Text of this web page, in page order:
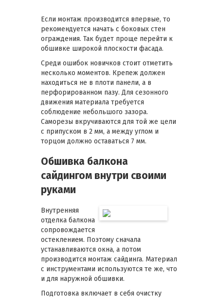
Если монтаж производится впервые, то
рекомендуется начать с боковых стен
ограждения. Так будет проще перейти к
обшивке широкой плоскости фасада.
Среди ошибок новичков стоит отметить
несколько моментов. Крепеж должен
находиться не в плоти панели, а в
перфорированном пазу. Для сезонного
движения материала требуется
соблюдение небольшого зазора.
Саморезы вкручиваются для той же цели
с припуском в 2 мм, а между углом и
торцом должно оставаться 7 мм.
Обшивка балкона
сайдингом внутри своими
руками
Внутренняя
отделка балкона
сопровождается
остеклением. Поэтому сначала
устанавливаются окна, а потом
производится монтаж сайдинга. Материал
с инструментами используются те же, что
и для наружной обшивки.
Подготовка включает в себя очистку